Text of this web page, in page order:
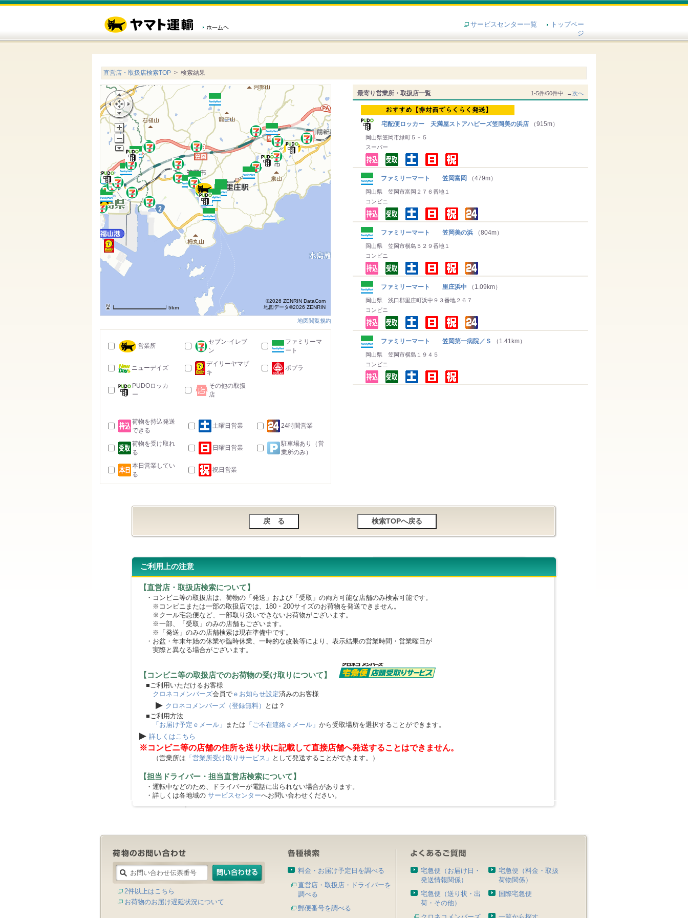
サービスセンター一覧
トップペー
ジ
直営店・取扱店検索TOP > 検索結果
最寄り営業所・取扱店一覧 1-5件/50件中 →次へ
宅配便ロッカー 天満屋ストアハピーズ笠岡美の浜店 （915m）
岡山県笠岡市緑町５－５
スーパー
ファミリーマート 笠岡富岡 （479m）
岡山県 笠岡市富岡２７６番地１
コンビニ
ファミリーマート 笠岡美の浜 （804m）
岡山県 笠岡市横島５２９番地１
コンビニ
ファミリーマート 里庄浜中 （1.09km）
岡山県 浅口郡里庄町浜中９３番地２６７
コンビニ
ファミリーマート 笠岡第一病院／Ｓ （1.41km）
岡山県 笠岡市横島１９４５
コンビニ
5km
©2026 ZENRIN DataCom
地図データ©2026 ZENRIN
地図閲覧規約
営業所
セブン-イレブ
ン
ファミリーマ
ート
ニューデイズ
デイリーヤマザ
キ
ポプラ
PUDOロッカ
ー
その他の取扱
店
荷物を持込発送
できる
土曜日営業 24時間営業
荷物を受け取れ
る
日曜日営業
駐車場あり（営
業所のみ）
本日営業してい
る
祝日営業
ご利用上の注意
【直営店・取扱店検索について】
・コンビニ等の取扱店は、荷物の「発送」および「受取」の両方可能な店舗のみ検索可能です。
※コンビニまたは一部の取扱店では、180・200サイズのお荷物を発送できません。
※クール宅急便など、一部取り扱いできないお荷物がございます。
※一部、「受取」のみの店舗もございます。
※「発送」のみの店舗検索は現在準備中です。
・お盆・年末年始の休業や臨時休業、一時的な改装等により、表示結果の営業時間・営業曜日が
実際と異なる場合がございます。
【コンビニ等の取扱店でのお荷物の受け取りについて】
■ご利用いただけるお客様
クロネコメンバーズ会員で ｅお知らせ設定済みのお客様
▶ クロネコメンバーズ（登録無料）
とは？
■ご利用方法
「お届け予定ｅメール」 または 「ご不在連絡ｅメール」 から受取場所を選択することができます。
▶ 詳しくはこちら
※コンビニ等の店舗の住所を送り状に記載して直接店舗へ発送することはできません。
（営業所は 「営業所受け取りサービス」 として発送することができます。）
【担当ドライバー・担当直営店検索について】
・運転中などのため、ドライバーが電話に出られない場合があります。
・詳しくは各地域の サービスセンターへお問い合わせください。
2件以上はこちら
お荷物のお届け遅延状況について
料金・お届け予定日を調べる
直営店・取扱店・ドライバーを
調べる
郵便番号を調べる
宅急便（お届け日・
発送情報関係）
宅急便（料金・取扱
荷物関係）
宅急便（送り状・出
荷・その他）
国際宅急便